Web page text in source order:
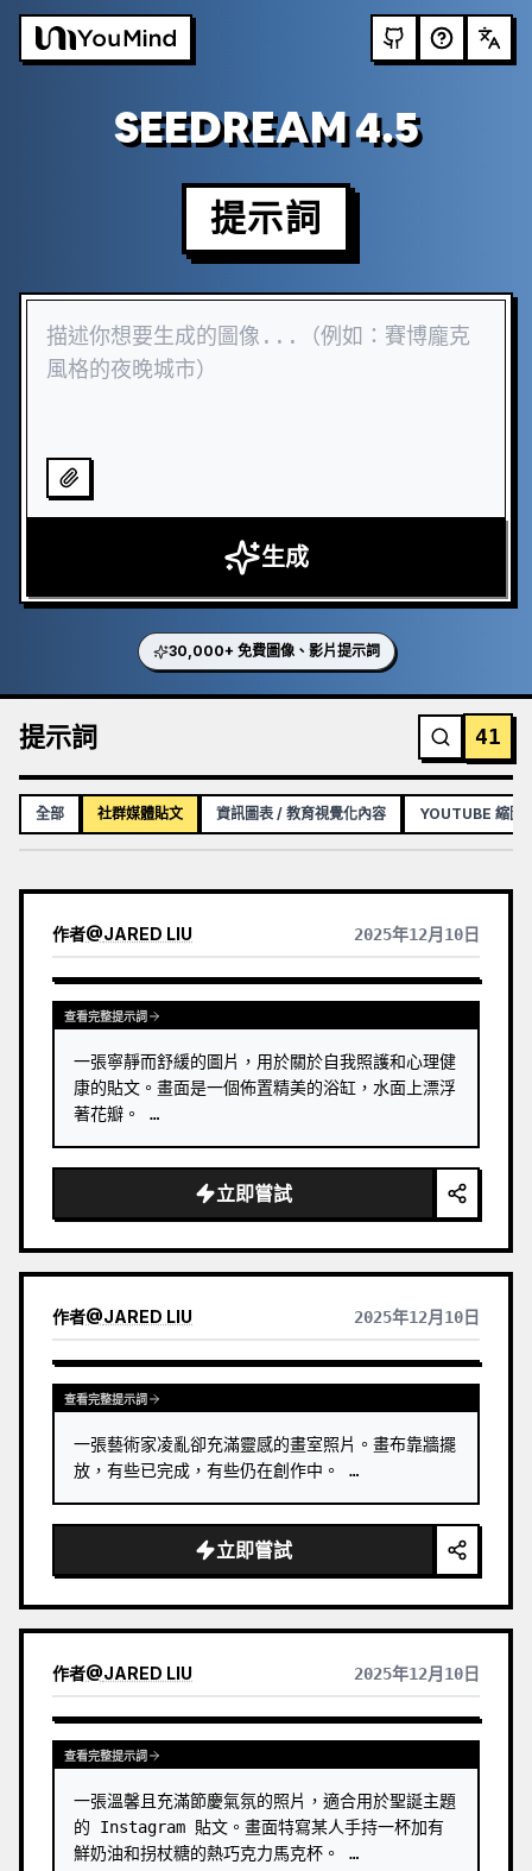
SEEDREAM 4.5
提示詞
生成
30,000+ 免費圖像、影片提示詞
提示詞 41
全部 社群媒體貼文 資訊圖表 / 教育視覺化內容 YOUTUBE 縮圖
作者@JARED LIU 2025年12月10日
查看完整提示詞
一張寧靜而舒緩的圖片，用於關於自我照護和心理健
康的貼文。畫面是一個佈置精美的浴缸，水面上漂浮
著花瓣。 …
立即嘗試
作者@JARED LIU 2025年12月10日
查看完整提示詞
一張藝術家凌亂卻充滿靈感的畫室照片。畫布靠牆擺
放，有些已完成，有些仍在創作中。 …
立即嘗試
作者@JARED LIU 2025年12月10日
查看完整提示詞
一張溫馨且充滿節慶氣氛的照片，適合用於聖誕主題
的 Instagram 貼文。畫面特寫某人手持一杯加有
鮮奶油和拐杖糖的熱巧克力馬克杯。 …